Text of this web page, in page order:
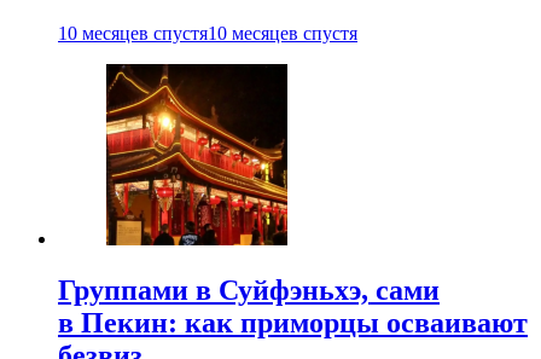
10 месяцев спустя10 месяцев спустя
Группами в Суйфэньхэ, сами
в Пекин: как приморцы осваивают